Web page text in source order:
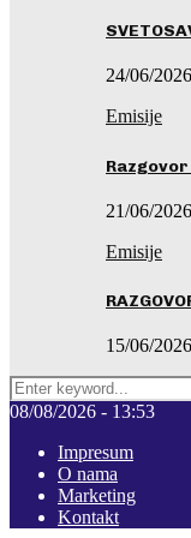
24/06/
Emisije
21/06/
Emisije
15/06/
Search
for:
08/08/2026 - 13:53
Impresum
O nama
Marketing
Kontakt